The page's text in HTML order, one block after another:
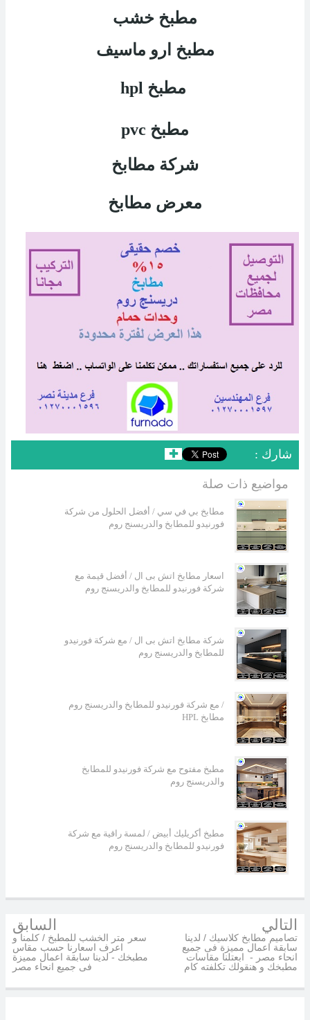
مطبخ خشب
مطبخ ارو ماسيف
مطبخ hpl
مطبخ pvc
شركة مطابخ
معرض مطابخ
: شارك ✚
مواضيع ذات صلة
مطابخ بي في سي / أفضل الحلول من شركة
فورنيدو للمطابخ والدريسنج روم
اسعار مطابخ اتش بى ال / أفضل قيمة مع
شركة فورنيدو للمطابخ والدريسنج روم
شركة مطابخ اتش بى ال / مع شركة فورنيدو
للمطابخ والدريسنج روم
مع شركة فورنيدو للمطابخ والدريسنج روم /
HPL مطابخ
مطبخ مفتوح مع شركة فورنيدو للمطابخ
والدريسنج روم
مطبخ أكريليك أبيض / لمسة راقية مع شركة
فورنيدو للمطابخ والدريسنج روم
التالي
تصاميم مطابخ كلاسيك / لدينا
سابقة اعمال مميزة فى جميع
انحاء مصر - ابعتلنا مقاسات
مطبخك و هنقولك تكلفته كام
السابق
سعر متر الخشب للمطبخ / كلمنا و
اعرف اسعارنا حسب مقاس
مطبخك - لدينا سابقة اعمال مميزة
فى جميع انحاء مصر